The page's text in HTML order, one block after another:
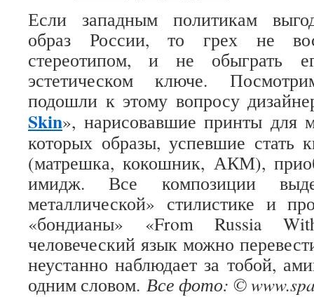
Если западным политикам
образ России, то грех не
стереотипом, и не обыграть
эстетическом ключе.
подошли к этому вопросу
Skin», нарисовавшие принты для
которых образы, успевшие стать
(матрешка, кокошник, АКМ),
имидж. Все композиции
металлической» стилистике и
«бондианы» «From Russia
человеческий язык можно
неустанно наблюдает за тобой,
одним словом. Все фото: ©